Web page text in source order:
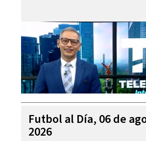
Futbol al Día, 06 de
2026